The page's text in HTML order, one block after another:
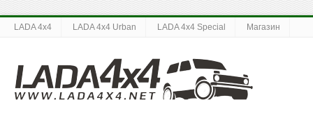
LADA 4x4 LADA 4x4 Urban LADA 4x4 Special Магазин